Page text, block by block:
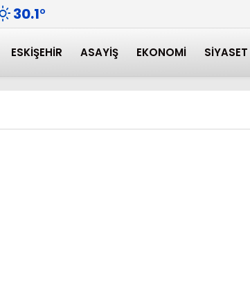
30.1°
ESKIŞEHIR ASAYIŞ EKONOMI SIYASET